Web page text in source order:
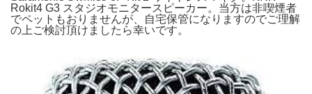
Rokit4 G3 スタジオモニタースピーカー。当方は非喫煙者
でペットもおりませんが、自宅保管になりますのでご理解
の上ご検討頂けましたら幸いです。